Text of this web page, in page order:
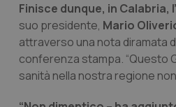
Finisce dunque, in Calabria,
suo presidente, Mario
attraverso una nota diramata
conferenza stampa. “Questo
sanità nella nostra regione non